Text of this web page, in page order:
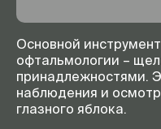
Основной
офтальмологии –
принадлежностями.
наблюдения и
глазного яблока.